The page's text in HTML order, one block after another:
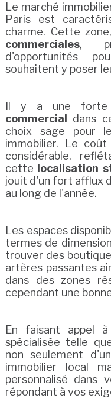
Le marché
Paris est
charme. Cette
commerciales,
d'opportunités
souhaitent y poser
Il y a une forte
commercial
dans
choix sage pour
immobilier. Le
considérable,
cette
localisation
jouit d'un fort afflux
au long de l'année.
Les espaces
termes de
trouver des
artères passantes
dans des zones
cependant une
En faisant appel
spécialisée telle
non seulement
immobilier local
personnalisé dans
répondant à vos